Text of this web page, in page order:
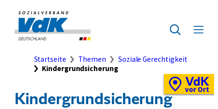
Seiteninhalt
springen
Zur
Startseite
des
Zur
Suche
Menü
Ort-
VdK
vor Ort
Brotkrumennavigation
Startseite Themen
Soziale Gerechtigkeit
Kindergrundsicherung
Kindergrundsicherung